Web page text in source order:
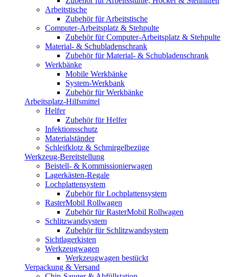
Arbeitstische
Zubehör für Arbeitstische
Computer-Arbeitsplatz & Stehpulte
Zubehör für Computer-Arbeitsplatz & Stehpulte
Material- & Schubladenschrank
Zubehör für Material- & Schubladenschrank
Werkbänke
Mobile Werkbänke
System-Werkbank
Zubehör für Werkbänke
Arbeitsplatz-Hilfsmittel
Helfer
Zubehör für Helfer
Infektionsschutz
Materialständer
Schleifklotz & Schmirgelbezüge
Werkzeug-Bereitstellung
Beistell- & Kommissionierwagen
Lagerkästen-Regale
Lochplattensystem
Zubehör für Lochplattensystem
RasterMobil Rollwagen
Zubehör für RasterMobil Rollwagen
Schlitzwandsystem
Zubehör für Schlitzwandsystem
Sichtlagerkisten
Werkzeugwagen
Werkzeugwagen bestückt
Verpackung & Versand